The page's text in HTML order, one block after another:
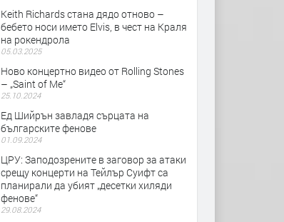
Keith Richards стана дядо отново –
бебето носи името Elvis, в чест на Краля
на рокендрола
05.03.2025
Ново концертно видео от Rolling Stones
– „Saint of Me“
25.10.2024
Ед Шийрън завладя сърцата на
българските фенове
01.09.2024
ЦРУ: Заподозрените в заговор за атаки
срещу концерти на Тейлър Суифт са
планирали да убият „десетки хиляди
фенове“
29.08.2024